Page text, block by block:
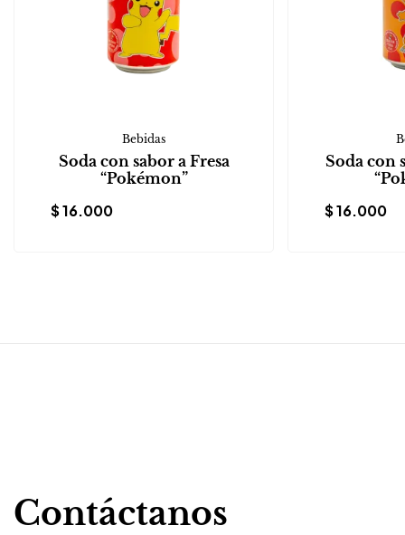
Bebidas
Soda con sabor a Fresa
“Pokémon”
$16.000
Soda con
$16.000
Contáctanos